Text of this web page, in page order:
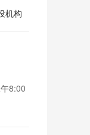
机构
8:00